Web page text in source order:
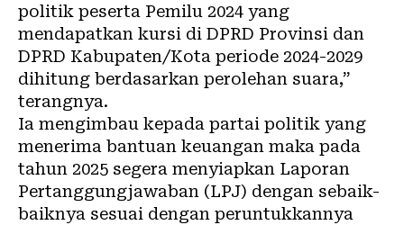
politik peserta Pemilu 2024 yang
mendapatkan kursi di DPRD Provinsi dan
DPRD Kabupaten/Kota periode 2024-2029
dihitung berdasarkan perolehan suara,”
terangnya.
Ia mengimbau kepada partai politik yang
menerima bantuan keuangan maka pada
tahun 2025 segera menyiapkan Laporan
Pertanggungjawaban (LPJ) dengan sebaik-
baiknya sesuai dengan peruntukkannya